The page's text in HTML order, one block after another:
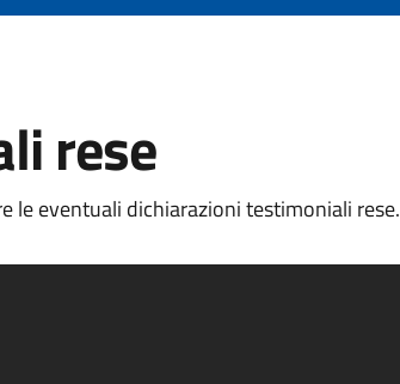
rese
le eventuali dichiarazioni testimoniali rese.